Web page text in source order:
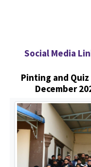
Social Media
Pinting and
December